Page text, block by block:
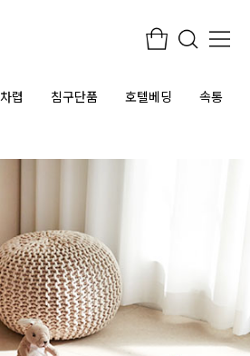
차렵 침구단품 호텔베딩 속통